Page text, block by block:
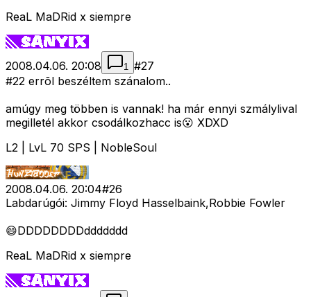
ReaL MaDRid x siempre
2008.04.06. 20:08 1 #27
#22 errõl beszéltem szánalom..
amúgy meg többen is vannak! ha már ennyi szmálylival
megilletél akkor csodálkozhacc is😮 XDXD
L2 | LvL 70 SPS | NobleSoul
2008.04.06. 20:04#26
Labdarúgói: Jimmy Floyd Hasselbaink,Robbie Fowler
😄DDDDDDDDddddddd
ReaL MaDRid x siempre